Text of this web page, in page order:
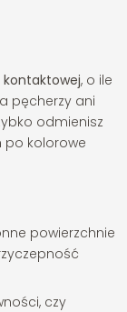
kontaktowej, o ile
pęcherzy ani
odmienisz
po kolorowe
powierzchnie
czy